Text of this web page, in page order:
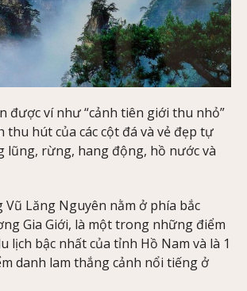
được ví như “cảnh tiên giới thu nhỏ”
thu hút của các cột đá và vẻ đẹp tự
lũng, rừng, hang động, hồ nước và
Vũ Lăng Nguyên nằm ở phía bắc
Gia Giới, là một trong những điểm
lịch bậc nhất của tỉnh Hồ Nam và là 1
danh lam thắng cảnh nổi tiếng ở